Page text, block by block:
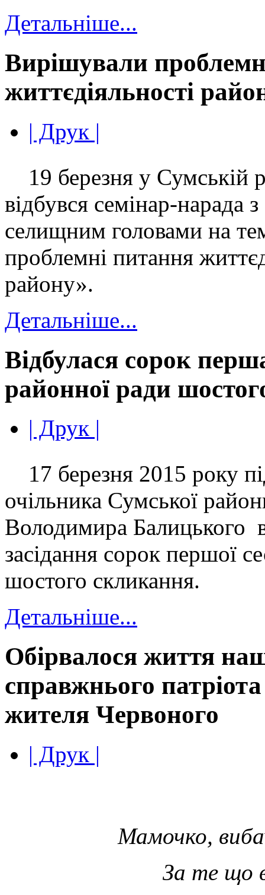
Детальніше...
Вирішували
життєдіяльності
| Друк |
19 березня у Сумській
відбувся семінар-нарада
селищним головами на
проблемні питання
району».
Детальніше...
Відбулася сорок
районної ради
| Друк |
17 березня 2015 року
очільника Сумської
Володимира Балицького
засідання сорок першої
шостого скликання.
Детальніше...
Обірвалося життя
справжнього
жителя Червоного
| Друк |
Мамочко,
За те що